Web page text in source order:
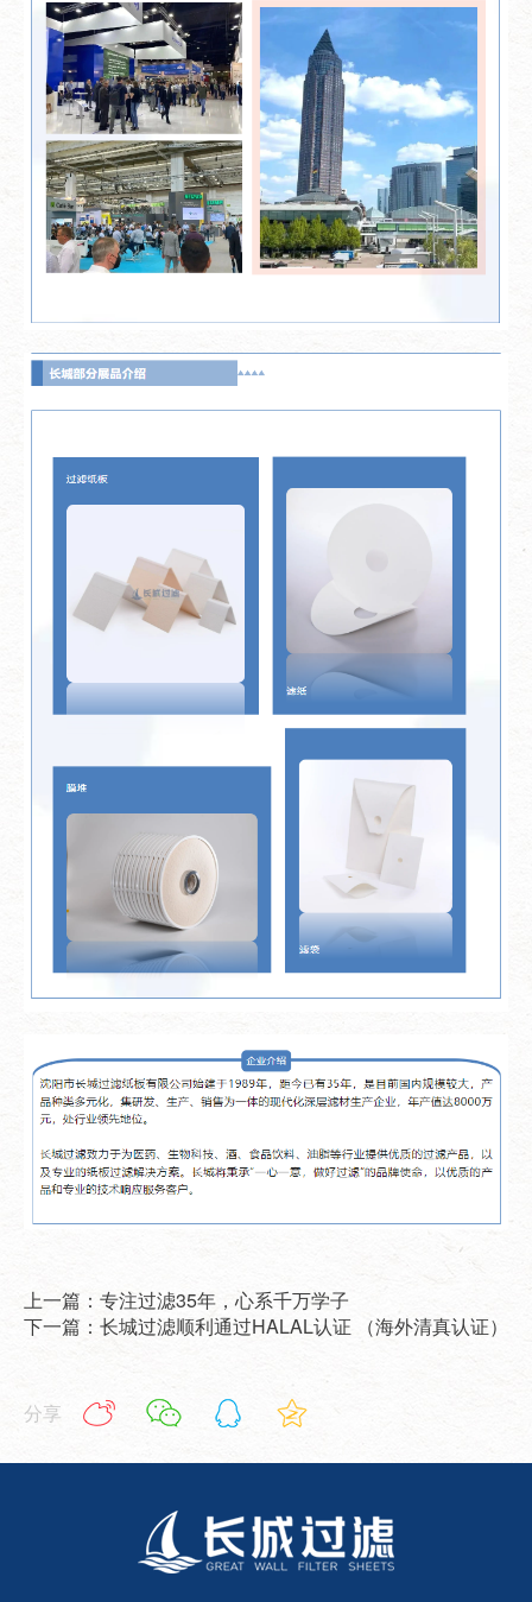
上一篇：专注过滤35年，心系千万学子
下一篇：长城过滤顺利通过HALAL认证 （海外清真认证）
分享